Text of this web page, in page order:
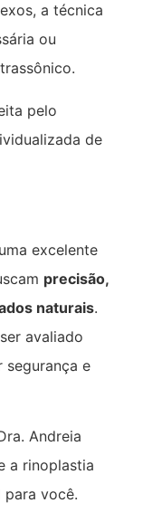
a técnica
ou
pelo
de
excelente
precisão,
naturais.
avaliado
segurança e
Andreia
a rinoplastia
para você.